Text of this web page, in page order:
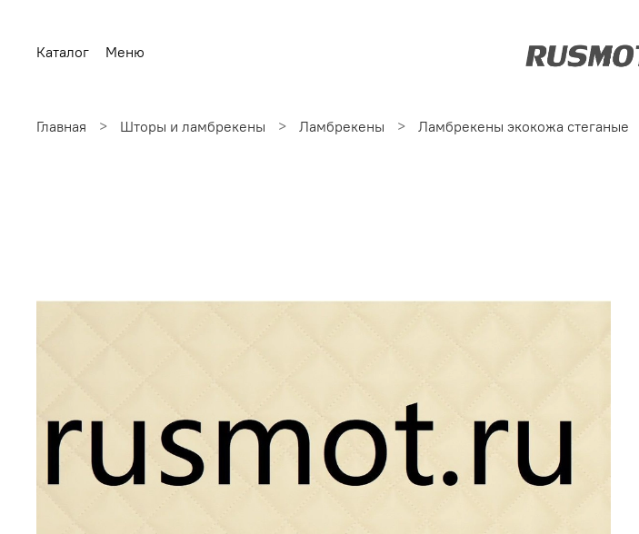
Каталог Меню
Главная Шторы и ламбрекены Ламбрекены Ламбрекены экокожа стеганые